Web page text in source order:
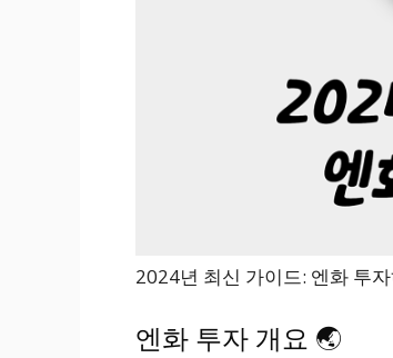
2024년 최신 가이드: 엔화 투
엔화 투자 개요 🌏